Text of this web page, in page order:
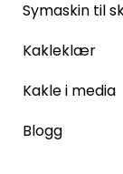
Symaskin til
Kakleklær
Kakle i media
Blogg